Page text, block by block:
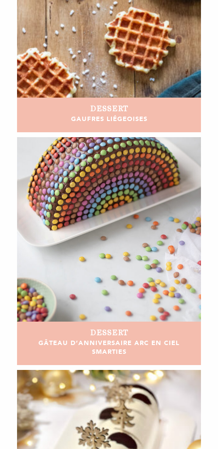
DESSERT
GAUFRES LIÉGEOISES
DESSERT
GÂTEAU D’ANNIVERSAIRE ARC EN CIEL
SMARTIES